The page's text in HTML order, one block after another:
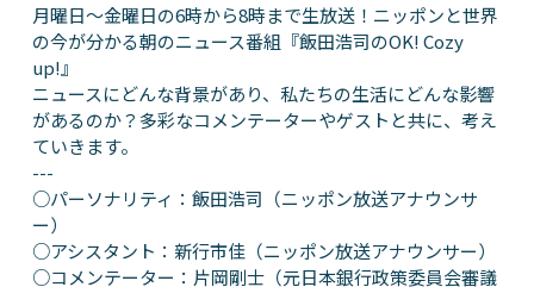
月曜日～金曜日の6時から8時まで生放送！ニッポンと世界
の今が分かる朝のニュース番組『飯田浩司のOK! Cozy
up!』
ニュースにどんな背景があり、私たちの生活にどんな影響
があるのか？多彩なコメンテーターやゲストと共に、考え
ていきます。
---
○パーソナリティ：飯田浩司（ニッポン放送アナウンサ
ー）
○アシスタント：新行市佳（ニッポン放送アナウンサー）
○コメンテーター：片岡剛士（元日本銀行政策委員会審議